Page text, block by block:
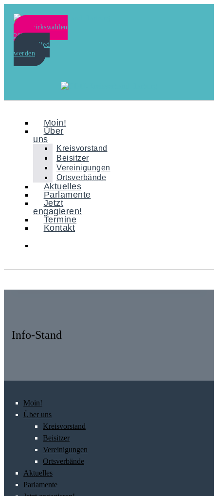
Bezirkswahlen
2024
Mitglied
werden
Moin!
Über
uns
Kreisvorstand
Beisitzer
Vereinigungen
Ortsverbände
Aktuelles
Parlamente
Jetzt
engagieren!
Termine
Kontakt
Info-Stand
Moin!
Über uns
Kreisvorstand
Beisitzer
Vereinigungen
Ortsverbände
Aktuelles
Parlamente